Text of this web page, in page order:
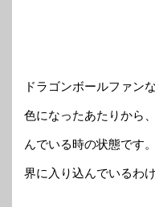
ドラゴンボールファン
色になったあたりから
んでいる時の状態です
界に入り込んでいるわ